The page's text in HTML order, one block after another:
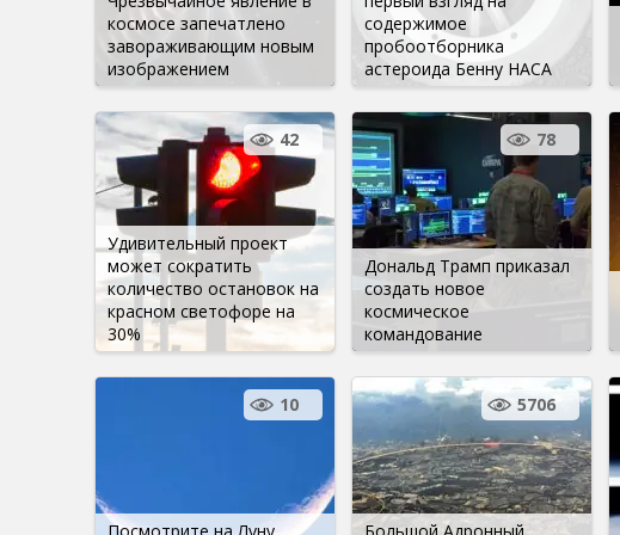
космосе запечатлено
завораживающим новым
изображением
содержимое
пробоотборника
астероида Бенну НАСА
Удивительный проект
может сократить
количество остановок на
красном светофоре на
30%
42
Дональд Трамп приказал
создать новое
космическое
командование
78
10 5706